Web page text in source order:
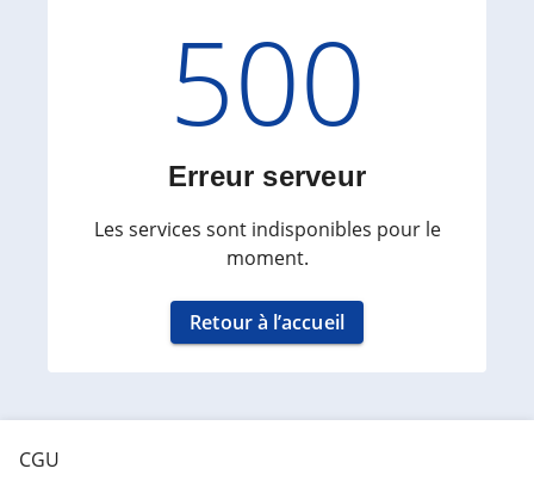
Code
500
Erreur serveur
Les services sont indisponibles pour le
moment.
Retour à l’accueil
CGU